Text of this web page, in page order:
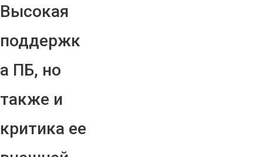
Высокая
поддержк
а ПБ, но
также и
критика ее